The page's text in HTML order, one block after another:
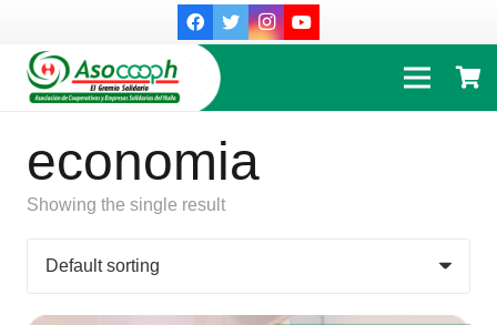
economia
Showing the single result